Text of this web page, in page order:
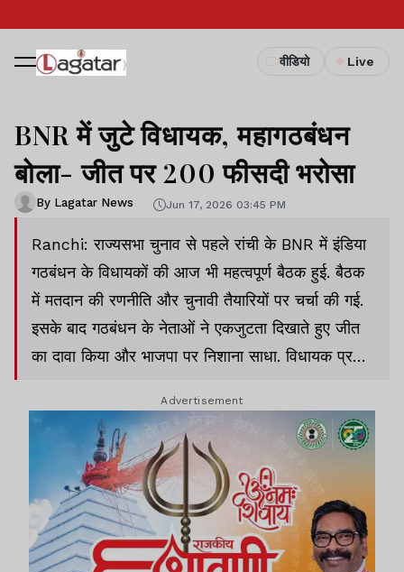
वीडियो Live
BNR में जुटे विधायक, महागठबंधन
बोला- जीत पर 200 फीसदी भरोसा
By Lagatar News Jun 17, 2026 03:45 PM
Ranchi: राज्यसभा चुनाव से पहले रांची के BNR में इंडिया
गठबंधन के विधायकों की आज भी महत्वपूर्ण बैठक हुई. बैठक
में मतदान की रणनीति और चुनावी तैयारियों पर चर्चा की गई.
इसके बाद गठबंधन के नेताओं ने एकजुटता दिखाते हुए जीत
का दावा किया और भाजपा पर निशाना साधा. विधायक प्रदीप
बीच किसी तरह का भ्रम न रहे, इसके लिए मॉक ड्रिल कराई
Advertisement